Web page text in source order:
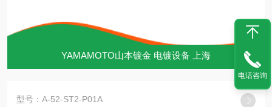
YAMAMOTO山本镀金 电镀设备 上海
型号：A-52-ST2-P01A
电话咨询